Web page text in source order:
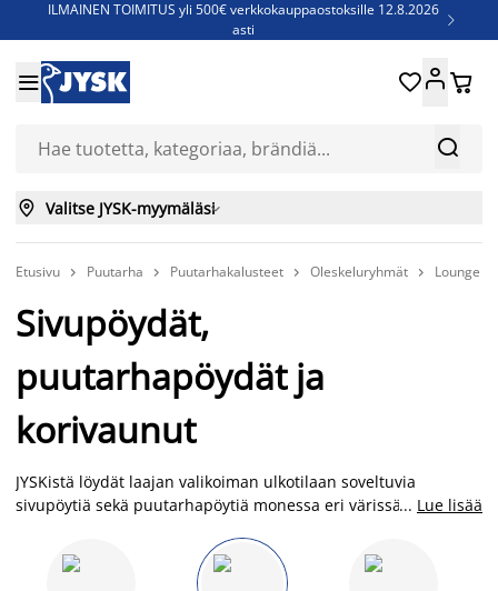
ILMAINEN TOIMITUS yli 500€ verkkokauppaostoksille 12.8.2026
asti

Jenkkisänkyjä - Säästä jopa 60%


 
 Valitse JYSK-myymäläsi
Etusivu  Puutarha  Puutarhakalusteet  Oleskeluryhmät  Lounge
Sivupöydät,
puutarhapöydät ja
korivaunut
JYSKistä löydät laajan valikoiman ulkotilaan soveltuvia
sivupöytiä sekä puutarhapöytiä monessa eri värissä ja
puunväristä tai harmaata puutarhapöytää, löydät varmasti
valikoimastamme mieleisesi. Pienempi sivupöytä tai pöytäsetti
... Lue lisää